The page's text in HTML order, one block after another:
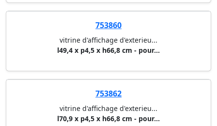
753860
vitrine d'affichage d'exterieu...
l49,4 x p4,5 x h66,8 cm - pour...
753862
vitrine d'affichage d'exterieu...
l70,9 x p4,5 x h66,8 cm - pour...